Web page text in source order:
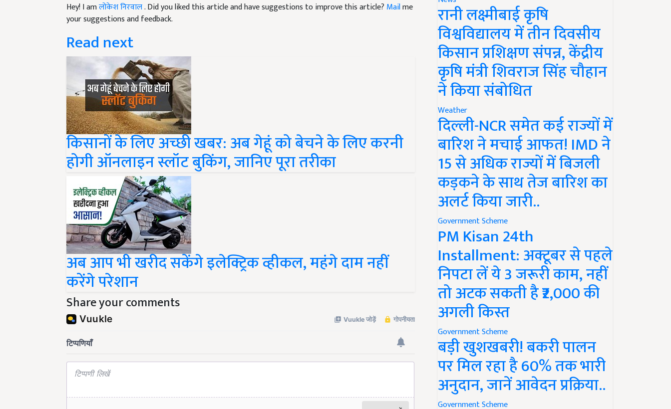
your suggestions and feedback.
Read next
किसानों के लिए अच्छी खबर: अब गेहूं को बेचने के लिए करनी
होगी ऑनलाइन स्लॉट बुकिंग, जानिए पूरा तरीका
अब आप भी खरीद सकेंगे इलेक्ट्रिक व्हीकल, महंगे दाम नहीं
करेंगे परेशान
Share your comments
रानी लक्ष्मीबाई कृषि
विश्वविद्यालय में तीन दिवसीय
किसान प्रशिक्षण संपन्न, केंद्रीय
कृषि मंत्री शिवराज सिंह चौहान
ने किया संबोधित
Weather
दिल्ली-NCR समेत कई राज्यों में
बारिश ने मचाई आफत! IMD ने
15 से अधिक राज्यों में बिजली
कड़कने के साथ तेज बारिश का
अलर्ट किया जारी..
Government Scheme
PM Kisan 24th
Installment: अक्टूबर से पहले
निपटा लें ये 3 जरूरी काम, नहीं
तो अटक सकती है ₹2,000 की
अगली किस्त
Government Scheme
बड़ी खुशखबरी! बकरी पालन
पर मिल रहा है 60% तक भारी
अनुदान, जानें आवेदन प्रक्रिया..
Government Scheme